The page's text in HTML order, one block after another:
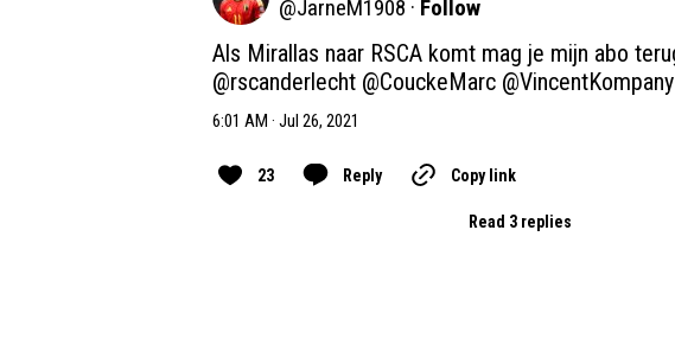
@JarneM1908 · Follow
@rscanderlecht @CouckeMarc @VincentKompany
6:01 AM · Jul 26, 2021
23 Reply Copy link
Read 3 replies